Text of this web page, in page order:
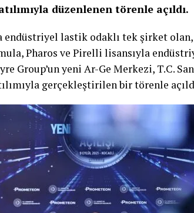
düzenlenen törenle açıldı.
endüstriyel lastik odaklı tek şirket olan,
Pharos ve Pirelli lisansıyla
Group’un yeni Ar-Ge Merkezi, T.C.
gerçekleştirilen bir törenle